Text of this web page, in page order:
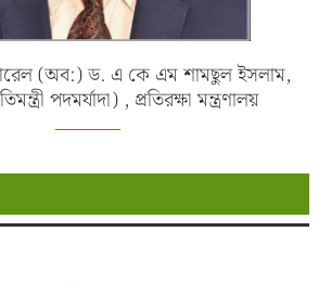
(অব:) ড. এ কে এম শামছুল ইসলাম,
পদমর্যাদা) , প্রতিরক্ষা মন্ত্রণালয়